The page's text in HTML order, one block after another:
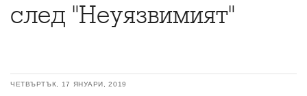
след "Неуязвимият"
ЧЕТВЪРТЪК, 17 ЯНУАРИ, 2019